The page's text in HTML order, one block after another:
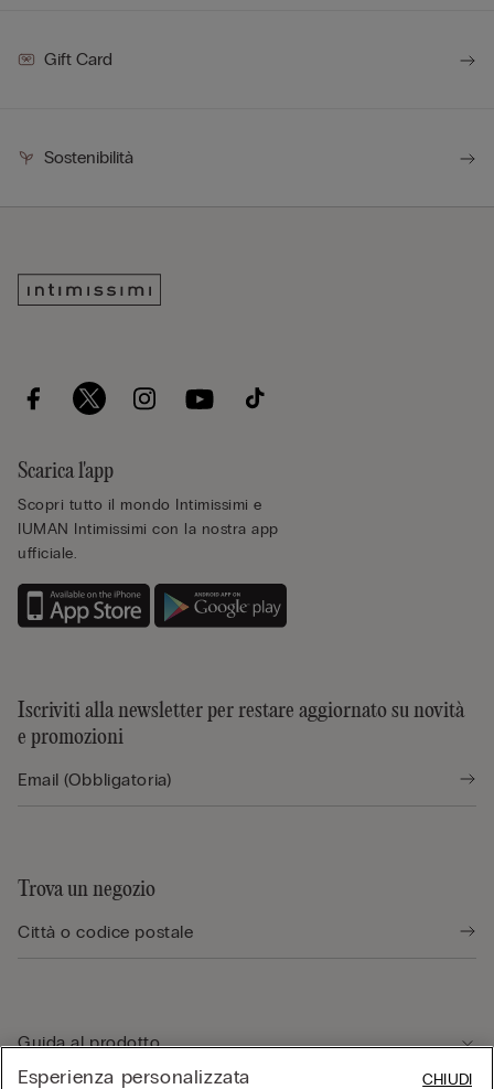
Gift Card
Sostenibilità
Scarica l'app
Scopri tutto il mondo Intimissimi e
IUMAN Intimissimi con la nostra app
ufficiale.
Iscriviti alla newsletter per restare aggiornato su novità
e promozioni
Trova un negozio
Guida al prodotto
Esperienza personalizzata CHIUDI